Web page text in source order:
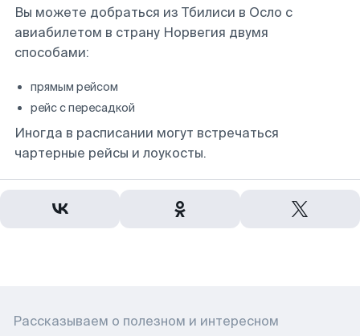
Вы можете добраться из Тбилиси в Осло с
авиабилетом в страну Норвегия двумя
способами:
прямым рейсом
рейс с пересадкой
Иногда в расписании могут встречаться
чартерные рейсы и лоукосты.
Рассказываем о полезном и интересном